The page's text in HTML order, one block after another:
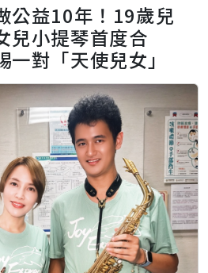
公益10年！19歲兒
兒小提琴首度合
對「天使兒女」